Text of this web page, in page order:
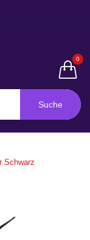
0
Suche
Schwarz